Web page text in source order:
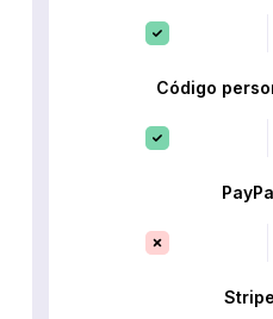
Código
Stripe